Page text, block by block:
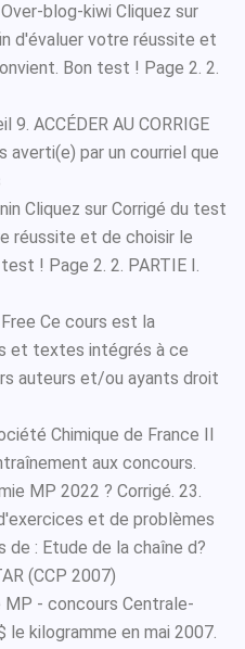
blog-kiwi Cliquez sur
d'évaluer votre réussite et
Bon test ! Page 2. 2.
ACCÉDER AU CORRIGE
averti(e) par un courriel que
Cliquez sur Corrigé du test
réussite et de choisir le
! Page 2. 2. PARTIE I.
Ce cours est la
et textes intégrés à ce
auteurs et/ou ayants droit
Chimique de France Il
aux concours.
MP 2022 ? Corrigé. 23.
et de problèmes
: Etude de la chaîne d?
(CCP 2007)
- concours Centrale-
kilogramme en mai 2007.